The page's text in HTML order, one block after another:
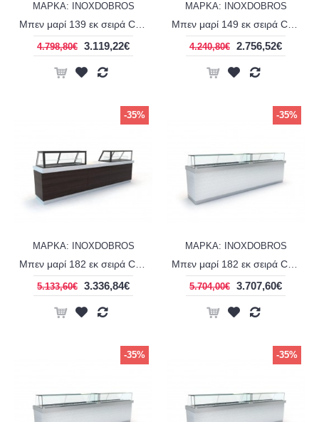
ΜΑΡΚΑ: INOXDOBROS
4.798,80€ 3.119,22€
ΜΑΡΚΑ: INOXDOBROS
4.240,80€ 2.756,52€
-35%
ΜΑΡΚΑ: INOXDOBROS
5.133,60€ 3.336,84€
-35%
ΜΑΡΚΑ: INOXDOBROS
5.704,00€ 3.707,60€
-35% -35%